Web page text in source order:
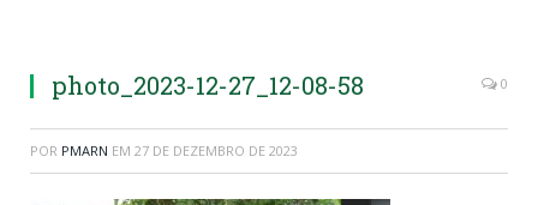
photo_2023-12-27_12-08-58 0
POR PMARN EM 27 DE DEZEMBRO DE 2023